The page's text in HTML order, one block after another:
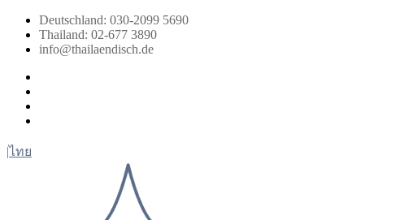
Zum
Inhalt
springen
Deutschland: 030-2099 5690
Thailand: 02-677 3890
info@thailaendisch.de
|ไทย